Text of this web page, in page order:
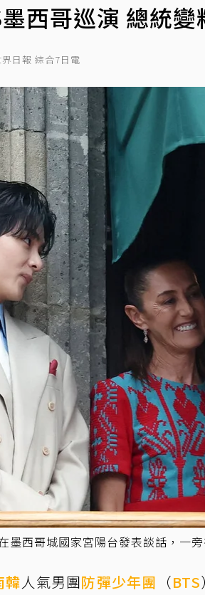
西哥巡演 總統變
界日報 綜合7日電
墨西哥城國家宮陽台發表談話，一
韓人氣男團防彈少年團 （BTS